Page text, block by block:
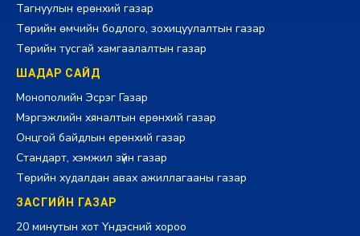
Тагнуулын ерөнхий газар
Төрийн өмчийн бодлого, зохицуулалтын газар
Төрийн тусгай хамгаалалтын газар
ШАДАР САЙД
Монополийн Эсрэг Газар
Мэргэжлийн хяналтын ерөнхий газар
Онцгой байдлын ерөнхий газар
Стандарт, хэмжил зүйн газар
Төрийн худалдан авах ажиллагааны газар
ЗАСГИЙН ГАЗАР
20 минутын хот Үндэсний хороо